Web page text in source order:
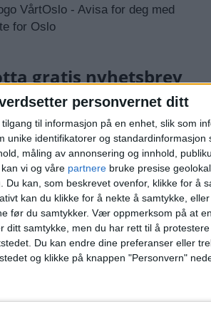
personvernet ditt
til informasjon på en enhet, slik som
unike identifikatorer og standardinformasjon
måling av annonsering og innhold,
vi og våre partnere bruke presise
Du kan, som beskrevet ovenfor, klikke for å
kan du klikke for å nekte å samtykke,
før du samtykker. Vær oppmerksom på at
ditt samtykke, men du har rett til å
Du kan endre dine preferanser eller
og klikke på knappen "Personvern"